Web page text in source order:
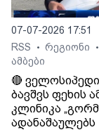
07-07-2026 17:51
RSS
• რეგიონი •
ამბები
🔴
ბავშვს ფეხის
კლინიკა
ადანაშაულებს